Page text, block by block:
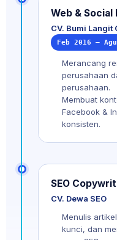
Web &
CV. Bumi Langit
Feb 2016 —
Merancang
perusahaan
perusahaan.
Membuat
Facebook &
konsisten.
SEO
CV. Dewa SEO
Menulis
kunci, dan